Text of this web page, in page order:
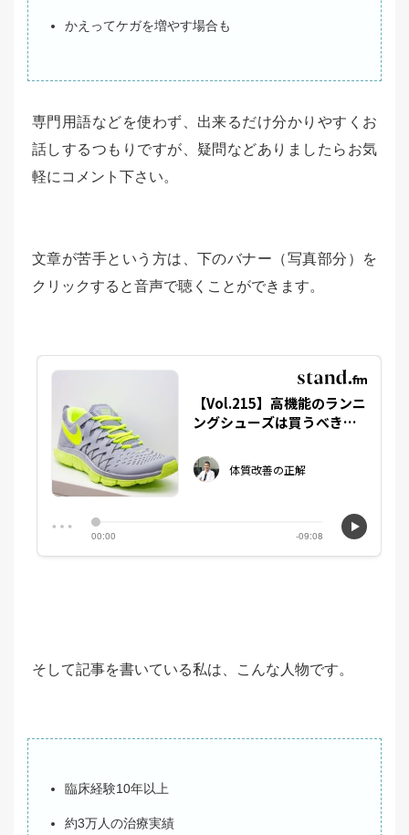
かえってケガを増やす場合も
専門用語などを使わず、出来るだけ分かりやすくお
話しするつもりですが、疑問などありましたらお気
軽にコメント下さい。
文章が苦手という方は、下のバナー（写真部分）を
クリックすると音声で聴くことができます。
そして記事を書いている私は、こんな人物です。
臨床経験10年以上
約3万人の治療実績